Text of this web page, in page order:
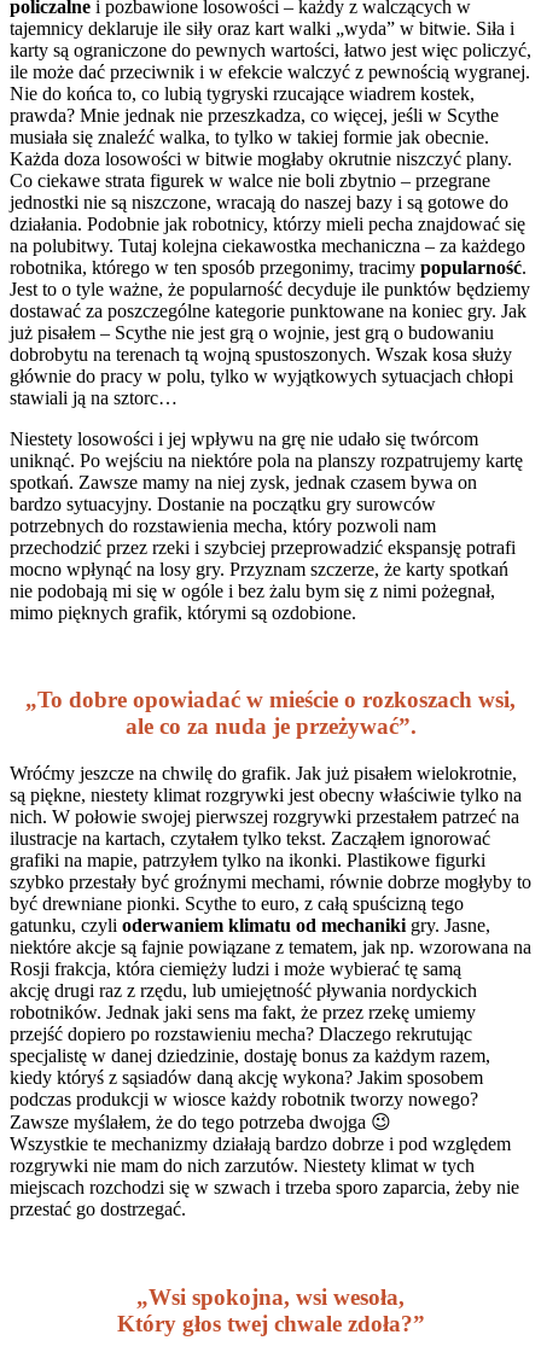
policzalne i pozbawione losowości – każdy z walczących w
tajemnicy deklaruje ile siły oraz kart walki „wyda” w bitwie. Siła i
karty są ograniczone do pewnych wartości, łatwo jest więc policzyć,
ile może dać przeciwnik i w efekcie walczyć z pewnością wygranej.
Nie do końca to, co lubią tygryski rzucające wiadrem kostek,
prawda? Mnie jednak nie przeszkadza, co więcej, jeśli w Scythe
musiała się znaleźć walka, to tylko w takiej formie jak obecnie.
Każda doza losowości w bitwie mogłaby okrutnie niszczyć plany.
Co ciekawe strata figurek w walce nie boli zbytnio – przegrane
jednostki nie są niszczone, wracają do naszej bazy i są gotowe do
działania. Podobnie jak robotnicy, którzy mieli pecha znajdować się
na polubitwy. Tutaj kolejna ciekawostka mechaniczna – za każdego
robotnika, którego w ten sposób przegonimy, tracimy popularność.
Jest to o tyle ważne, że popularność decyduje ile punktów będziemy
dostawać za poszczególne kategorie punktowane na koniec gry. Jak
już pisałem – Scythe nie jest grą o wojnie, jest grą o budowaniu
dobrobytu na terenach tą wojną spustoszonych. Wszak kosa służy
głównie do pracy w polu, tylko w wyjątkowych sytuacjach chłopi
stawiali ją na sztorc…
Niestety losowości i jej wpływu na grę nie udało się twórcom
uniknąć. Po wejściu na niektóre pola na planszy rozpatrujemy kartę
spotkań. Zawsze mamy na niej zysk, jednak czasem bywa on
bardzo sytuacyjny. Dostanie na początku gry surowców
potrzebnych do rozstawienia mecha, który pozwoli nam
przechodzić przez rzeki i szybciej przeprowadzić ekspansję potrafi
mocno wpłynąć na losy gry. Przyznam szczerze, że karty spotkań
nie podobają mi się w ogóle i bez żalu bym się z nimi pożegnał,
mimo pięknych grafik, którymi są ozdobione.
„To dobre opowiadać w mieście o rozkoszach wsi,
ale co za nuda je przeżywać”.
Wróćmy jeszcze na chwilę do grafik. Jak już pisałem wielokrotnie,
są piękne, niestety klimat rozgrywki jest obecny właściwie tylko na
nich. W połowie swojej pierwszej rozgrywki przestałem patrzeć na
ilustracje na kartach, czytałem tylko tekst. Zacząłem ignorować
grafiki na mapie, patrzyłem tylko na ikonki. Plastikowe figurki
szybko przestały być groźnymi mechami, równie dobrze mogłyby to
być drewniane pionki. Scythe to euro, z całą spuścizną tego
gatunku, czyli oderwaniem klimatu od mechaniki gry. Jasne,
niektóre akcje są fajnie powiązane z tematem, jak np. wzorowana na
Rosji frakcja, która ciemięży ludzi i może wybierać tę samą
akcję drugi raz z rzędu, lub umiejętność pływania nordyckich
robotników. Jednak jaki sens ma fakt, że przez rzekę umiemy
przejść dopiero po rozstawieniu mecha? Dlaczego rekrutując
specjalistę w danej dziedzinie, dostaję bonus za każdym razem,
kiedy któryś z sąsiadów daną akcję wykona? Jakim sposobem
podczas produkcji w wiosce każdy robotnik tworzy nowego?
Zawsze myślałem, że do tego potrzeba dwojga 😉
Wszystkie te mechanizmy działają bardzo dobrze i pod względem
rozgrywki nie mam do nich zarzutów. Niestety klimat w tych
miejscach rozchodzi się w szwach i trzeba sporo zaparcia, żeby nie
przestać go dostrzegać.
„Wsi spokojna, wsi wesoła,
Który głos twej chwale zdoła?”